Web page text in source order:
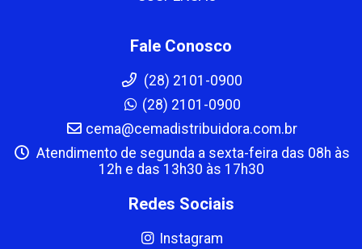
Fale Conosco
(28) 2101-0900
(28) 2101-0900
cema@cemadistribuidora.com.br
Atendimento de segunda a sexta-feira das 08h às
12h e das 13h30 às 17h30
Redes Sociais
Instagram